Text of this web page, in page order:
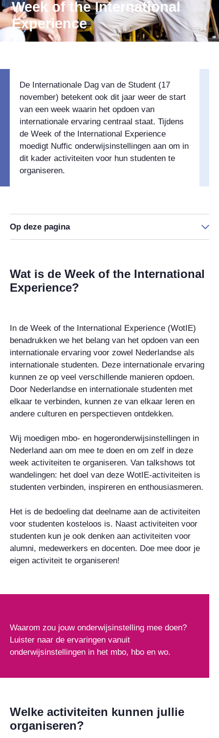
Week of the International
Experience
De Internationale Dag van de Student (17
november) betekent ook dit jaar weer de start
van een week waarin het opdoen van
internationale ervaring centraal staat. Tijdens
de Week of the International Experience
moedigt Nuffic onderwijsinstellingen aan om in
dit kader activiteiten voor hun studenten te
organiseren.
Op deze pagina
Wat is de Week of the International
Experience?
In de Week of the International Experience (WotIE)
benadrukken we het belang van het opdoen van een
internationale ervaring voor zowel Nederlandse als
internationale studenten. Deze internationale ervaring
kunnen ze op veel verschillende manieren opdoen.
Door Nederlandse en internationale studenten met
elkaar te verbinden, kunnen ze van elkaar leren en
andere culturen en perspectieven ontdekken.
Wij moedigen mbo- en hogeronderwijsinstellingen in
Nederland aan om mee te doen en om zelf in deze
week activiteiten te organiseren. Van talkshows tot
wandelingen: het doel van deze WotIE-activiteiten is
studenten verbinden, inspireren en enthousiasmeren.
Het is de bedoeling dat deelname aan de activiteiten
voor studenten kosteloos is. Naast activiteiten voor
studenten kun je ook denken aan activiteiten voor
alumni, medewerkers en docenten. Doe mee door je
eigen activiteit te organiseren!
Waarom zou jouw onderwijsinstelling mee doen?
Luister naar de ervaringen vanuit
onderwijsinstellingen in het mbo, hbo en wo.
Welke activiteiten kunnen jullie
organiseren?